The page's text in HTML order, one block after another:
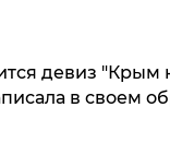
девиз "Крым
в своем